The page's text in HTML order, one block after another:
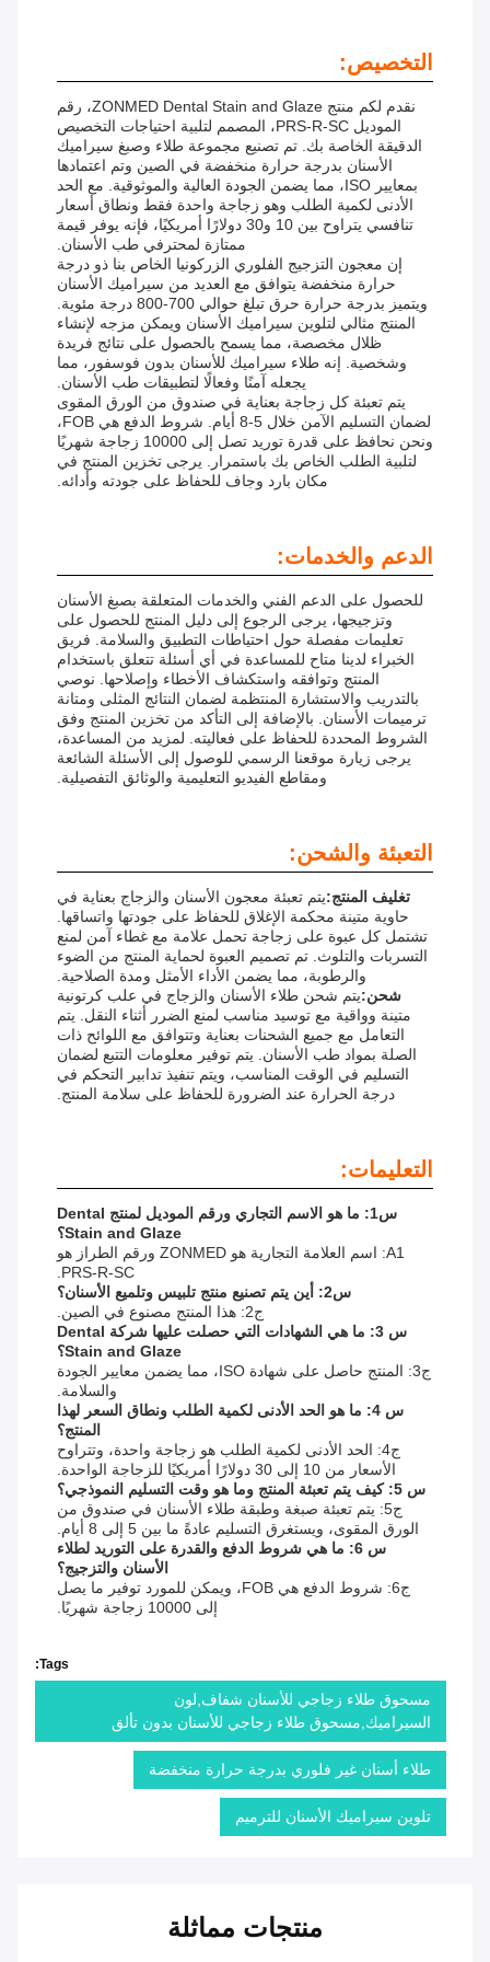
التخصيص:
نقدم لكم منتج ZONMED Dental Stain and Glaze، رقم
الموديل PRS-R-SC، المصمم لتلبية احتياجات التخصيص
الدقيقة الخاصة بك. تم تصنيع مجموعة طلاء وصبغ سيراميك
الأسنان بدرجة حرارة منخفضة في الصين وتم اعتمادها
بمعايير ISO، مما يضمن الجودة العالية والموثوقية. مع الحد
الأدنى لكمية الطلب وهو زجاجة واحدة فقط ونطاق أسعار
تنافسي يتراوح بين 10 و30 دولارًا أمريكيًا، فإنه يوفر قيمة
ممتازة لمحترفي طب الأسنان.
إن معجون التزجيج الفلوري الزركونيا الخاص بنا ذو درجة
حرارة منخفضة يتوافق مع العديد من سيراميك الأسنان
ويتميز بدرجة حرارة حرق تبلغ حوالي 700-800 درجة مئوية.
المنتج مثالي لتلوين سيراميك الأسنان ويمكن مزجه لإنشاء
ظلال مخصصة، مما يسمح بالحصول على نتائج فريدة
وشخصية. إنه طلاء سيراميك للأسنان بدون فوسفور، مما
يجعله آمنًا وفعالًا لتطبيقات طب الأسنان.
يتم تعبئة كل زجاجة بعناية في صندوق من الورق المقوى
لضمان التسليم الآمن خلال 5-8 أيام. شروط الدفع هي FOB،
ونحن نحافظ على قدرة توريد تصل إلى 10000 زجاجة شهريًا
لتلبية الطلب الخاص بك باستمرار. يرجى تخزين المنتج في
مكان بارد وجاف للحفاظ على جودته وأدائه.
الدعم والخدمات:
للحصول على الدعم الفني والخدمات المتعلقة بصبغ الأسنان
وتزجيجها، يرجى الرجوع إلى دليل المنتج للحصول على
تعليمات مفصلة حول احتياطات التطبيق والسلامة. فريق
الخبراء لدينا متاح للمساعدة في أي أسئلة تتعلق باستخدام
المنتج وتوافقه واستكشاف الأخطاء وإصلاحها. نوصي
بالتدريب والاستشارة المنتظمة لضمان النتائج المثلى ومتانة
ترميمات الأسنان. بالإضافة إلى التأكد من تخزين المنتج وفق
الشروط المحددة للحفاظ على فعاليته. لمزيد من المساعدة،
يرجى زيارة موقعنا الرسمي للوصول إلى الأسئلة الشائعة
ومقاطع الفيديو التعليمية والوثائق التفصيلية.
التعبئة والشحن:
تغليف المنتج:يتم تعبئة معجون الأسنان والزجاج بعناية في
حاوية متينة محكمة الإغلاق للحفاظ على جودتها واتساقها.
تشتمل كل عبوة على زجاجة تحمل علامة مع غطاء آمن لمنع
التسربات والتلوث. تم تصميم العبوة لحماية المنتج من الضوء
والرطوبة، مما يضمن الأداء الأمثل ومدة الصلاحية.
شحن:يتم شحن طلاء الأسنان والزجاج في علب كرتونية
متينة وواقية مع توسيد مناسب لمنع الضرر أثناء النقل. يتم
التعامل مع جميع الشحنات بعناية وتتوافق مع اللوائح ذات
الصلة بمواد طب الأسنان. يتم توفير معلومات التتبع لضمان
التسليم في الوقت المناسب، ويتم تنفيذ تدابير التحكم في
درجة الحرارة عند الضرورة للحفاظ على سلامة المنتج.
التعليمات:
س1: ما هو الاسم التجاري ورقم الموديل لمنتج Dental
Stain and Glaze؟
A1: اسم العلامة التجارية هو ZONMED ورقم الطراز هو
PRS-R-SC.
س2: أين يتم تصنيع منتج تلبيس وتلميع الأسنان؟
ج2: هذا المنتج مصنوع في الصين.
س 3: ما هي الشهادات التي حصلت عليها شركة Dental
Stain and Glaze؟
ج3: المنتج حاصل على شهادة ISO، مما يضمن معايير الجودة
والسلامة.
س 4: ما هو الحد الأدنى لكمية الطلب ونطاق السعر لهذا
المنتج؟
ج4: الحد الأدنى لكمية الطلب هو زجاجة واحدة، وتتراوح
الأسعار من 10 إلى 30 دولارًا أمريكيًا للزجاجة الواحدة.
س 5: كيف يتم تعبئة المنتج وما هو وقت التسليم النموذجي؟
ج5: يتم تعبئة صبغة وطبقة طلاء الأسنان في صندوق من
الورق المقوى، ويستغرق التسليم عادةً ما بين 5 إلى 8 أيام.
س 6: ما هي شروط الدفع والقدرة على التوريد لطلاء
الأسنان والتزجيج؟
ج6: شروط الدفع هي FOB، ويمكن للمورد توفير ما يصل
إلى 10000 زجاجة شهريًا.
Tags:
مسحوق طلاء زجاجي للأسنان شفاف,لون
السيراميك,مسحوق طلاء زجاجي للأسنان بدون تألق
طلاء أسنان غير فلوري بدرجة حرارة منخفضة
تلوين سيراميك الأسنان للترميم
منتجات مماثلة